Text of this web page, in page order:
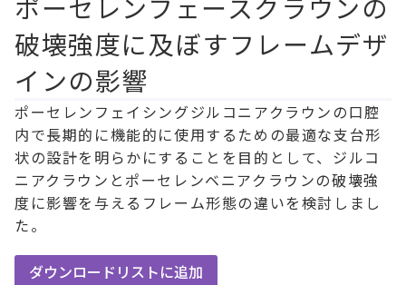
破壊強度に及ぼすフレームデザ
インの影響
ポーセレンフェイシングジルコニアクラウンの口腔
内で長期的に機能的に使用するための最適な支台形
状の設計を明らかにすることを目的として、ジルコ
ニアクラウンとポーセレンベニアクラウンの破壊強
度に影響を与えるフレーム形態の違いを検討しまし
た。
ダウンロードリストに追加